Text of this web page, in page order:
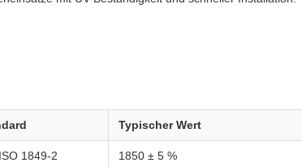
Typischer Wert
1849-2 1850 ± 5 %